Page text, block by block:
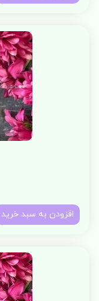
افزودن به سبد خرید